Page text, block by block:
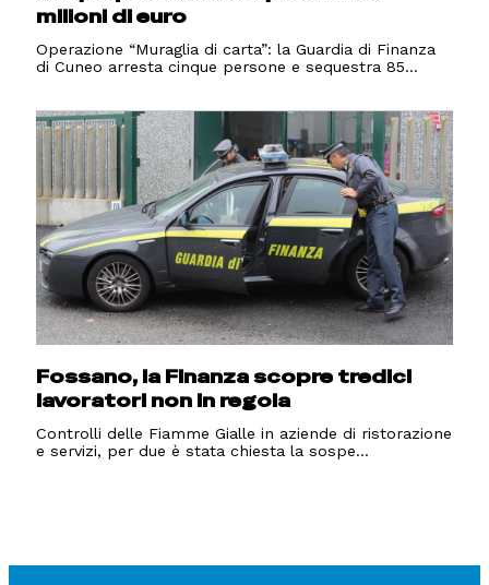
milioni di euro
Operazione “Muraglia di carta”: la Guardia di Finanza
di Cuneo arresta cinque persone e sequestra 85...
Fossano, la Finanza scopre tredici
lavoratori non in regola
Controlli delle Fiamme Gialle in aziende di ristorazione
e servizi, per due è stata chiesta la sospe...